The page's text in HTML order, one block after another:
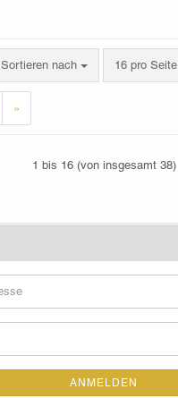
Sortieren nach
Sortieren nach 16 pro Seite
pro Seite
»
1 bis 16(von insgesamt 38)
ANMELDEN